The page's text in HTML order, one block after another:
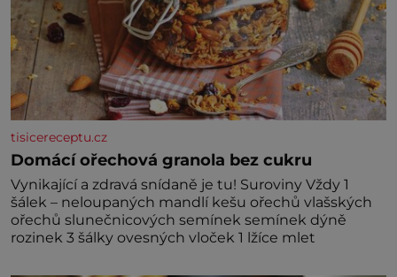
tisicereceptu.cz
Domácí ořechová granola bez cukru
Vynikající a zdravá snídaně je tu! Suroviny Vždy 1
šálek – neloupaných mandlí kešu ořechů vlašských
ořechů slunečnicových semínek semínek dýně
rozinek 3 šálky ovesných vloček 1 lžíce mlet